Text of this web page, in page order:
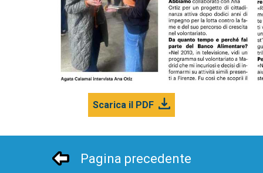
Scarica il PDF
Pagina precedente